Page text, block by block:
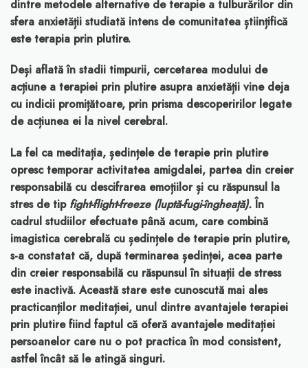
dintre metodele alternative de terapie a tulburărilor din
sfera anxietății studiată intens de comunitatea științifică
este terapia prin plutire.
Deși aflată în stadii timpurii, cercetarea modului de
acțiune a terapiei prin plutire asupra anxietății vine deja
cu indicii promițătoare, prin prisma descoperirilor legate
de acțiunea ei la nivel cerebral.
La fel ca meditația, ședințele de terapie prin plutire
opresc temporar activitatea amigdalei, partea din creier
responsabilă cu descifrarea emoțiilor și cu răspunsul la
stres de tip fight-flight-freeze (luptă-fugi-îngheață). În
cadrul studiilor efectuate până acum, care combină
imagistica cerebrală cu ședințele de terapie prin plutire,
s-a constatat că, după terminarea ședinței, acea parte
din creier responsabilă cu răspunsul în situații de stress
este inactivă. Această stare este cunoscută mai ales
practicanților meditației, unul dintre avantajele terapiei
prin plutire fiind faptul că oferă avantajele meditației
persoanelor care nu o pot practica în mod consistent,
astfel încât să le atingă singuri.